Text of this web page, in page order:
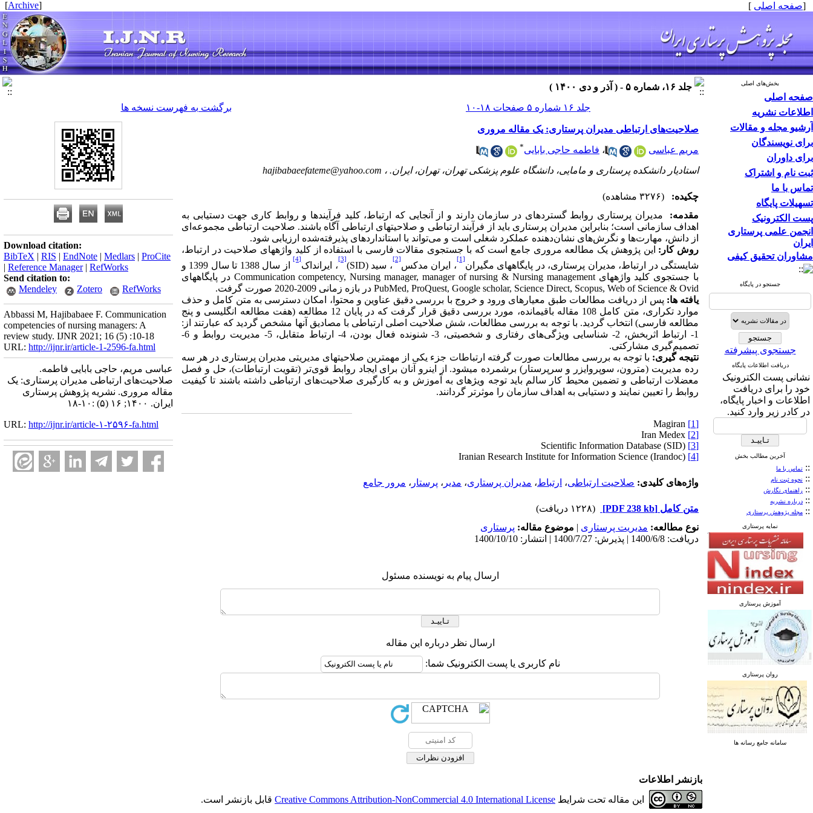
[صفحه اصلی ]
[
Archive
]
بخش‌های اصلی
صفحه اصلی
اطلاعات نشریه
آرشیو مجله و مقالات
برای نویسندگان
برای داوران
ثبت نام و اشتراک
تماس با ما
تسهیلات پایگاه
پست الکترونیک
انجمن علمی پرستاری
ایران
مشاوران تحقیق کیفی
جستجو در پایگاه
جستجوی پیشرفته
دریافت اطلاعات پایگاه
نشانی پست الکترونیک
خود را برای دریافت
اطلاعات و اخبار پایگاه،
در کادر زیر وارد کنید.
آخرین مطالب بخش
:: تماس با ما
:: نحوه ثبت نام
:: راهنمای نگارش
:: درباره نشریه
:: مجله پژوهش پرستاری
نمایه پرستاری
آموزش پرستاری
روان پرستاری
سامانه جامع رسانه ها
جلد ۱۶، شماره ۵ - ( آذر و دی ۱۴۰۰ )
جلد ۱۶ شماره ۵ صفحات ۱۸-۱۰
برگشت به فهرست نسخه ها
صلاحیت‌های ارتباطی مدیران پرستاری: یک مقاله مروری
مریم عباسی ، فاطمه حاجی بابایی*
استادیار دانشکده پرستاری و مامایی، دانشگاه علوم پزشکی تهران، تهران، ایران. ، hajibabaeefateme@yahoo.com
چکیده:
(۳۲۷۶ مشاهده)
مقدمه: مدیران پرستاری روابط گسترده­ای در سازمان دارند و از آنجایی که ارتباط، کلید فرآیندها و روابط کاری جهت دستیابی به
اهداف سازمانی است؛ بنابراین مدیران پرستاری باید از فرآیند ارتباطی و صلاحیت­های ارتباطی آگاه باشند. صلاحیت ارتباطی مجموعه‌ای
از دانش، مهارت‌ها و نگرش‌های نشان‌دهنده عملکرد شغلی است و می‌تواند با استانداردهای پذیرفته‌شده ارزیابی شود.
روش کار: این پژوهش یک مطالعه مروری جامع است که با جستجوی مقالات فارسی با استفاده از کلید واژه­های صلاحیت در ارتباط،
شایستگی در ارتباط، مدیران پرستاری، در پایگاه­های مگیران
[1]
، ایران مدکس
[2]
، سید(SID)
[3]
، ایرانداک
[4]
از سال 1388 تا سال 1399 و
با جستجوی کلید واژه­هایCommunication competency, Nursing manager, manager of nursing & Nursing management در پایگاه­های
PubMed, ProQuest, Google scholar, Science Direct, Scopus, Web of Science & Ovid در بازه زمانی 2009-2020 صورت گرفت.
یافته­ ها: پس از دریافت مطالعات طبق معیارهای ورود و خروج با بررسی دقیق عناوین و محتوا، امکان دسترسی به متن کامل و حذف
موارد تکراری، متن کامل 108 مقاله باقیمانده، مورد بررسی دقیق قرار گرفت که در پایان 12 مطالعه (هفت مطالعه انگلیسی و پنج
مطالعه فارسی) انتخاب گردید. با توجه به بررسی مطالعات، شش صلاحیت اصلی ارتباطی با مصادیق آن­ها مشخص گردید که عبارتند از:
1- ارتباط اثربخش، 2- شناسایی ویژگی‌های رفتاری و شخصیتی، 3- شنونده فعال بودن، 4- ارتباط متقابل، 5- مدیریت روابط و 6-
تصمیم‌گیری مشارکتی.
نتیجه گیری: با توجه به بررسی مطالعات صورت گرفته ارتباطات جزء یکی از مهم­ترین صلاحیت­های مدیریتی مدیران پرستاری در هر سه
رده مدیریت (مترون، سوپروایزر و سرپرستار) برشمرده می­شود. از این­رو آنان برای ایجاد روابط قوی‌تر (تقویت ارتباطات)، حل و فصل
معضلات ارتباطی و تضمین محیط کار سالم باید توجه ویژه­ای به آموزش و به کارگیری صلاحیت‌های ارتباطی داشته باشند تا کیفیت
روابط را تعیین نمایند و دستیابی به اهداف سازمان را موثرتر گردانند.
[1]
[2]
[3]
[4]
واژه‌های کلیدی: صلاحیت ارتباطی، ارتباط، مدیران پرستاری، مدیر ، پرستار ، مرور جامع
متن کامل [PDF 238 kb]
(۱۲۲۸ دریافت)
نوع مطالعه: مدیریت پرستاری | موضوع مقاله: پرستاری
دریافت: 1400/6/8 | پذیرش: 1400/7/27 | انتشار: 1400/10/10
ارسال پیام به نویسنده مسئول
ارسال نظر درباره این مقاله
نام کاربری یا پست الکترونیک شما:
Download citation:
BibTeX | RIS | EndNote | Medlars | ProCite
| Reference Manager| RefWorks
Send citation to:
Mendeley
Zotero RefWorks
Abbassi M, Hajibabaee F. Communication
competencies of nursing managers: A
review study. IJNR 2021; 16 (5) :10-18
URL: http://ijnr.ir/article-1-2596-fa.html
عباسی مریم، حاجی بابایی فاطمه.
صلاحیت‌های ارتباطی مدیران پرستاری: یک
مقاله مروری. نشریه پژوهش پرستاری
ایران. ۱۴۰۰; ۱۶ (۵) :۱۰-۱۸
URL: http://ijnr.ir/article-۱-۲۵۹۶-fa.html
بازنشر اطلاعات
این مقاله تحت شرایط Creative Commons Attribution-NonCommercial 4.0 International License قابل بازنشر است.